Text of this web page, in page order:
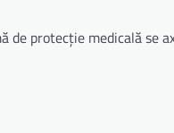
protecție medicală se